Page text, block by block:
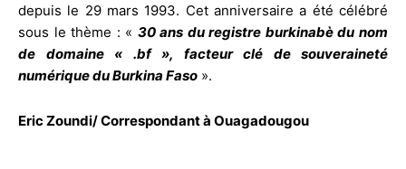
depuis le 29 mars 1993. Cet anniversaire a été célébré
sous le thème : « 30 ans du registre burkinabè du nom
de domaine « .bf », facteur clé de souveraineté
numérique du Burkina Faso ».
Eric Zoundi/ Correspondant à Ouagadougou